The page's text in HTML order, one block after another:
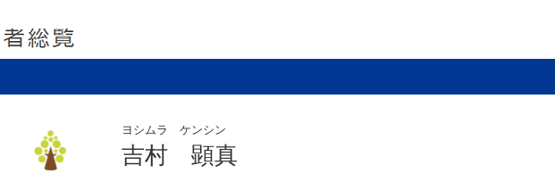
ヨシムラ ケンシン
吉村 顕真